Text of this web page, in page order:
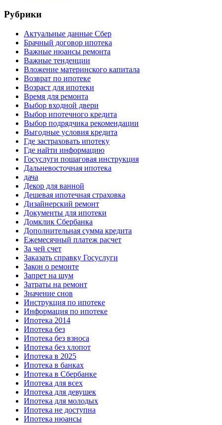
Рубрики
Актуальные данные Сбер
Брачный договор ипотека
Важные нюансы ремонта
Важные тенденции
Вложение материнского капитала
Возврат по ипотеке
Возраст для ипотеки
Время для ремонта
Выбор входной двери
Выбор ипотечного кредита
Выбор подрядчика рекомендации
Выгодные условия кредита
Где застраховать ипотеку
Где найти информацию
Госуслуги пошаговая инструкция
Дальневосточная ипотека
дача
Декор для ванной
Дешевая ипотечная страховка
Дизайнерский ремонт
Документы для ипотеки
Домклик Сбербанка
Дополнительная сумма кредита
Ежемесячный платеж расчет
За чей счет
Заказать справку Госуслуги
Закон о ремонте
Запрет на шум
Затраты на ремонт
Значение снов
Инструкция по ипотеке
Информация по ипотеке
Ипотека 2014
Ипотека без
Ипотека без взноса
Ипотека без хлопот
Ипотека в 2025
Ипотека в банках
Ипотека в Сбербанке
Ипотека для всех
Ипотека для девушек
Ипотека для молодых
Ипотека не доступна
Ипотека нюансы